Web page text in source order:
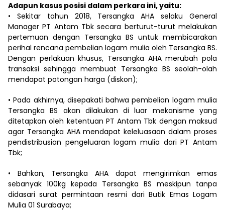
Adapun kasus posisi dalam perkara ini, yaitu:
• Sekitar tahun 2018, Tersangka AHA selaku General
Manager PT Antam Tbk secara berturut-turut melakukan
pertemuan dengan Tersangka BS untuk membicarakan
perihal rencana pembelian logam mulia oleh Tersangka BS.
Dengan perlakuan khusus, Tersangka AHA merubah pola
transaksi sehingga membuat Tersangka BS seolah-olah
mendapat potongan harga (diskon);
• Pada akhirnya, disepakati bahwa pembelian logam mulia
Tersangka BS akan dilakukan di luar mekanisme yang
ditetapkan oleh ketentuan PT Antam Tbk dengan maksud
agar Tersangka AHA mendapat keleluasaan dalam proses
pendistribusian pengeluaran logam mulia dari PT Antam
Tbk;
• Bahkan, Tersangka AHA dapat mengirimkan emas
sebanyak 100kg kepada Tersangka BS meskipun tanpa
didasari surat permintaan resmi dari Butik Emas Logam
Mulia 01 Surabaya;